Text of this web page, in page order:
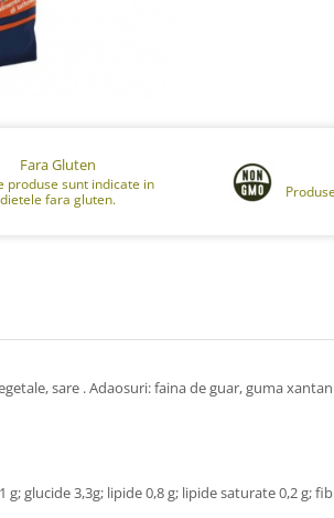
Fara Gluten
produse sunt indicate in
dietele fara gluten.
sare . Adaosuri: faina de guar, guma
glucide 3,3g; lipide 0,8 g; lipide saturate 0,2 g;